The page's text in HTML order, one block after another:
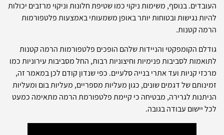
העובדים. בנוסף, משימות ניקוי כמו שטיפת חלונות וניקוי מרזבים יכולות
להיות נגישות ובטוחות יותר באופן משמעותי באמצעות פלטפורמות
הרמה קטנות.
גודלם הקומפקטי והניידות שלהם הופכים פלטפורמות הרמה קטנות
לתואמות לסביבות פנימיות וחיצוניות רבות, החל מסביבות עירוניות כמו
מרכזי קניות ועד אתרי בנייה סלעיים. כפי שנדון קודם לכן במאמר זה,
זמינותם של דגמים שונים, כגון מעליות מספריים, מעליות בום ומעליות
הניתנות לגרירה, מבטיחה כי קיימת פלטפורמת הרמה מתאימה כמעט
לכל יישום עבודה בגובה.